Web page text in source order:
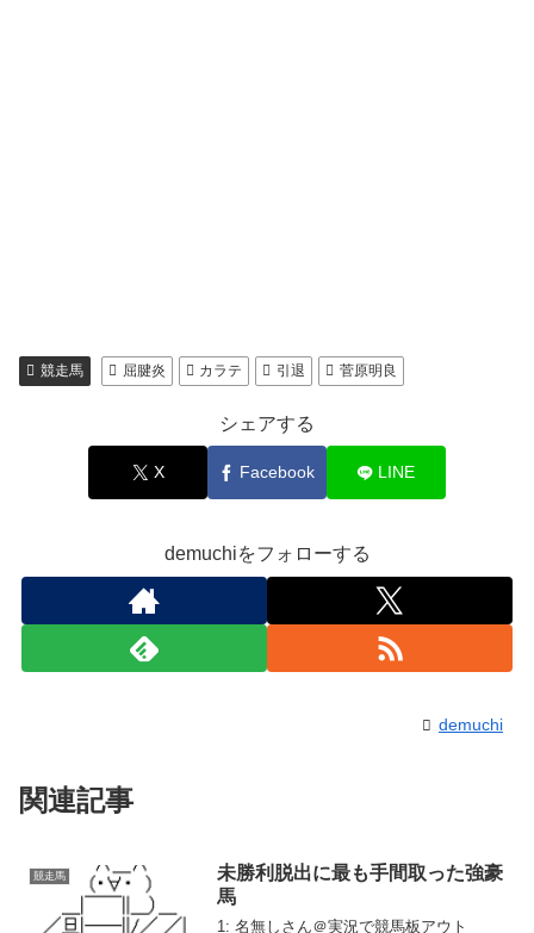
競走馬 屈腱炎 カラテ 引退 菅原明良
シェアする
X Facebook LINE
demuchiをフォローする
demuchi
関連記事
競走馬
未勝利脱出に最も手間取った強豪
馬
1: 名無しさん＠実況で競馬板アウト